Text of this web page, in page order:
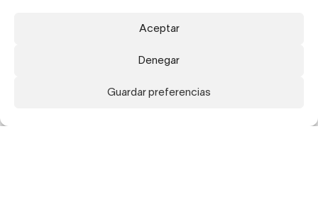
Aceptar
Denegar
Guardar preferencias